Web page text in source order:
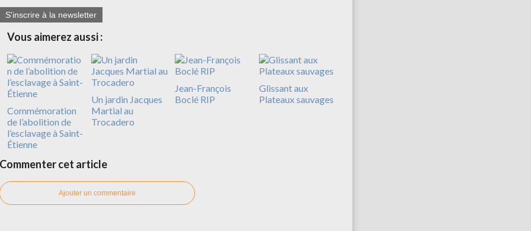
S'inscrire à la newsletter
Vous aimerez aussi :
Commémoration
de l’abolition de
l’esclavage à Saint-
Étienne
Un jardin Jacques
Martial au
Trocadero
Jean-François
Boclé RIP
Glissant aux
Plateaux sauvages
Commenter cet article
Ajouter un commentaire